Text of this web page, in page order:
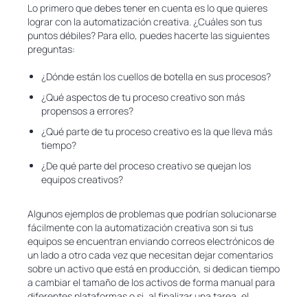
Lo primero que debes tener en cuenta es lo que quieres
lograr con la automatización creativa. ¿Cuáles son tus
puntos débiles? Para ello, puedes hacerte las siguientes
preguntas:
¿Dónde están los cuellos de botella en sus procesos?
¿Qué aspectos de tu proceso creativo son más
propensos a errores?
¿Qué parte de tu proceso creativo es la que lleva más
tiempo?
¿De qué parte del proceso creativo se quejan los
equipos creativos?
Algunos ejemplos de problemas que podrían solucionarse
fácilmente con la automatización creativa son si tus
equipos se encuentran enviando correos electrónicos de
un lado a otro cada vez que necesitan dejar comentarios
sobre un activo que está en producción, si dedican tiempo
a cambiar el tamaño de los activos de forma manual para